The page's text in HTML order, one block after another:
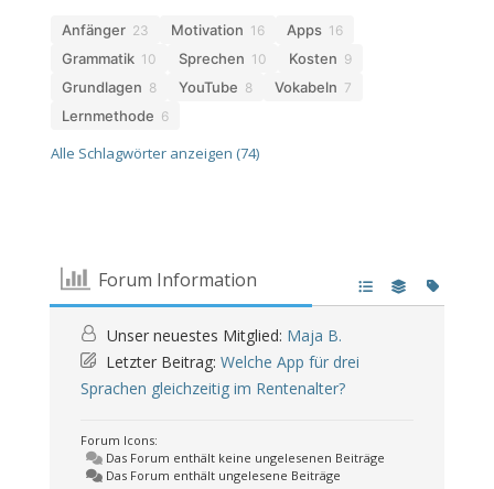
Anfänger 23 Motivation 16 Apps 16
Grammatik 10 Sprechen 10 Kosten 9
Grundlagen 8 YouTube 8 Vokabeln 7
Lernmethode 6
Alle Schlagwörter anzeigen (74)
Forum Information
Unser neuestes Mitglied: Maja B.
Letzter Beitrag: Welche App für drei
Sprachen gleichzeitig im Rentenalter?
Forum Icons:
Das Forum enthält keine ungelesenen Beiträge
Das Forum enthält ungelesene Beiträge